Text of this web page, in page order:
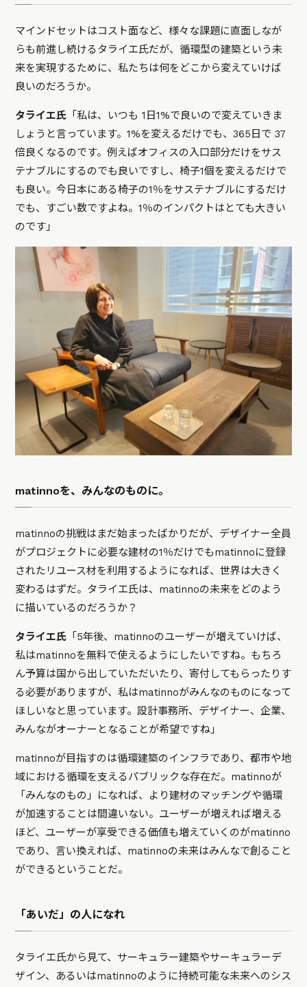
マインドセットはコスト面など、様々な課題に直面しなが
らも前進し続けるタライエ氏だが、循環型の建築という未
来を実現するために、私たちは何をどこから変えていけば
良いのだろうか。
タライエ氏 「私は、いつも 1日1%で良いので変えていきま
しょうと言っています。1%を変えるだけでも、365日で 37
倍良くなるのです。例えばオフィスの入口部分だけをサス
テナブルにするのでも良いですし、椅子1個を変えるだけで
も良い。今日本にある椅子の1％をサステナブルにするだけ
でも、すごい数ですよね。1％のインパクトはとても大きい
のです」
matinnoを、みんなのものに。
matinnoの挑戦はまだ始まったばかりだが、デザイナー全員
がプロジェクトに必要な建材の1％だけでもmatinnoに登録
されたリユース材を利用するようになれば、世界は大きく
変わるはずだ。タライエ氏は、matinnoの未来をどのよう
に描いているのだろうか？
タライエ氏 「5年後、matinnoのユーザーが増えていけば、
私はmatinnoを無料で使えるようにしたいですね。もちろ
ん予算は国から出していただいたり、寄付してもらったりす
る必要がありますが、私はmatinnoがみんなのものになって
ほしいなと思っています。設計事務所、デザイナー、企業、
みんながオーナーとなることが希望ですね」
matinnoが目指すのは循環建築のインフラであり、都市や地
域における循環を支えるパブリックな存在だ。matinnoが
「みんなのもの」になれば、より建材のマッチングや循環
が加速することは間違いない。ユーザーが増えれば増える
ほど、ユーザーが享受できる価値も増えていくのがmatinno
であり、言い換えれば、matinnoの未来はみんなで創ること
ができるということだ。
「あいだ」の人になれ
タライエ氏から見て、サーキュラー建築やサーキュラーデ
ザイン、あるいはmatinnoのように持続可能な未来へのシス